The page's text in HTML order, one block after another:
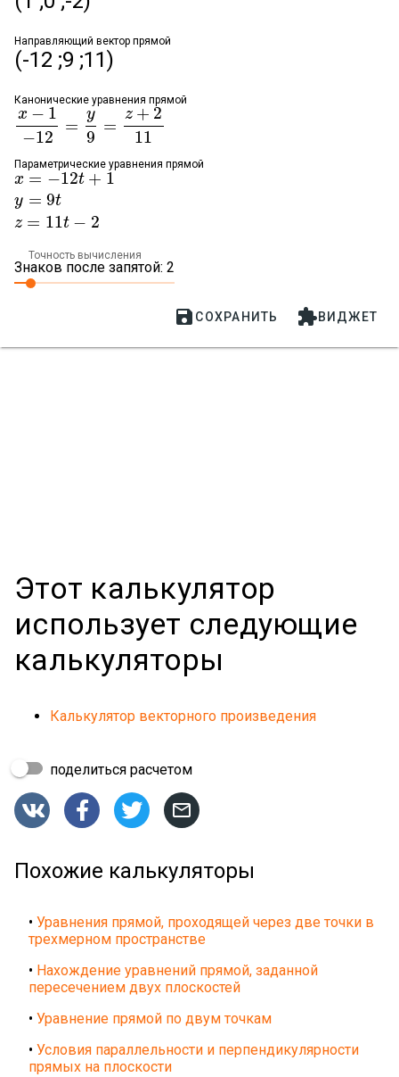
Направляющий вектор прямой
(-12 ;9 ;11)
Канонические уравнения прямой
x − 1
−12
=
y
9
=
z + 2
11
x−1−12 =y9 =z +2 11
Параметрические уравнения прямой
x = −12t + 1
y = 9t
z = 11t − 2
x= −12t+1y= 9t z=
Точность вычисления
Знаков после запятой: 2
 СОХРАНИТЬ ВИДЖЕТ
Этот калькулятор
использует следующие
калькуляторы
Калькулятор векторного произведения
поделиться расчетом
   
Похожие калькуляторы
• Уравнения прямой, проходящей через две точки в
трехмерном пространстве
• Нахождение уравнений прямой, заданной
пересечением двух плоскостей
• Уравнение прямой по двум точкам
• Условия параллельности и перпендикулярности
прямых на плоскости